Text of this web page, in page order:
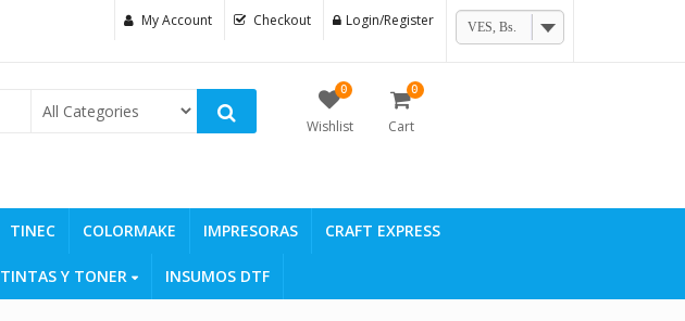
My Account Checkout Login/Register VES, Bs.
0
Wishlist
0
Cart
TINEC COLORMAKE IMPRESORAS CRAFT EXPRESS
TINTAS Y TONER INSUMOS DTF